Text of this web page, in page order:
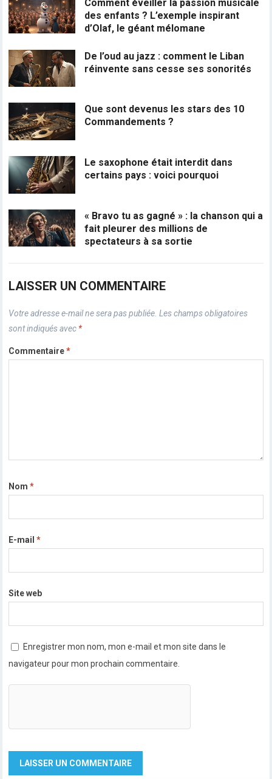
Comment éveiller la passion musicale
des enfants ? L’exemple inspirant
d’Olaf, le géant mélomane
De l’oud au jazz : comment le Liban
réinvente sans cesse ses sonorités
Que sont devenus les stars des 10
Commandements ?
Le saxophone était interdit dans
certains pays : voici pourquoi
« Bravo tu as gagné » : la chanson qui a
fait pleurer des millions de
spectateurs à sa sortie
LAISSER UN COMMENTAIRE
Votre adresse e-mail ne sera pas publiée. Les champs obligatoires
sont indiqués avec *
Commentaire*
Nom*
E-mail*
Site web
Enregistrer mon nom, mon e-mail et mon site dans le
navigateur pour mon prochain commentaire.